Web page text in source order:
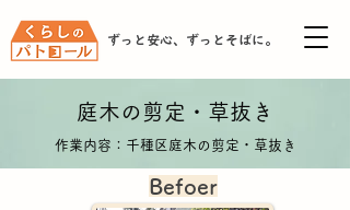
ずっと安心、ずっとそばに。
庭木の剪定・草抜き
作業内容：千種区庭木の剪定・草抜き
Befoer